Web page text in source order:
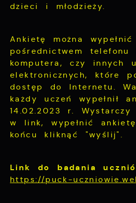
dzieci i młodzieży.
Ankietę można wypełnić
pośrednictwem telefonu
komputera, czy innych
elektronicznych, które
dostęp do Internetu.
każdy uczeń wypełnił
14.02.2023 r. Wystarczy
w link, wypełnić
końcu kliknąć "wyślij".
Link do badania
https://puck-